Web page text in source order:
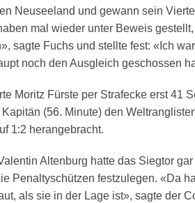
Neuseeland und gewann sein
mal wieder unter Beweis
sagte Fuchs und stellte fest: «Ich
noch den Ausgleich geschossen
Moritz Fürste per Strafecke erst 41
(56. Minute) den
1:2 herangebracht.
Altenburg hatte das Siegtor
Penaltyschützen festzulegen. «Da
als sie in der Lage ist», sagte der